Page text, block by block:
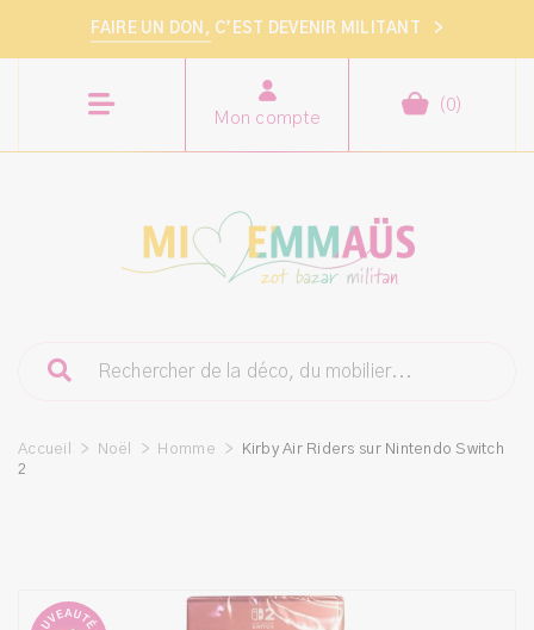
FAIRE UN DON, C’EST DEVENIR MILITANT >
Mon compte
( 0)
Accueil > Noël > Homme >
Kirby Air Riders sur Nintendo Switch
2